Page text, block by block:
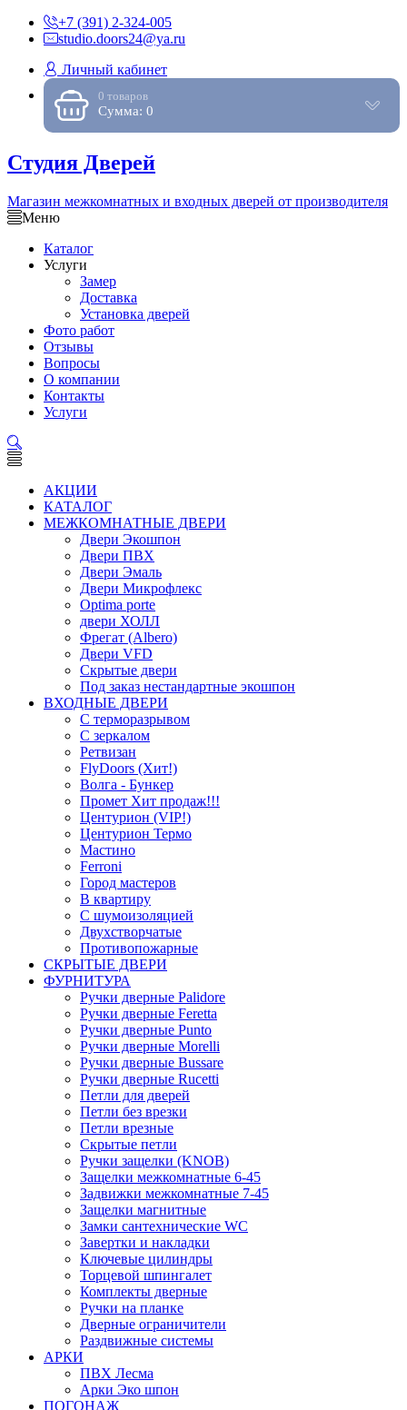
+7 (391) 2-324-005
studio.doors24@ya.ru
Личный кабинет
0 товаров
Сумма: 0
Студия Дверей
Магазин межкомнатных и входных дверей от производителя
Меню
Каталог
Услуги
Замер
Доставка
Установка дверей
Фото работ
Отзывы
Вопросы
О компании
Контакты
Услуги
АКЦИИ
КАТАЛОГ
МЕЖКОМНАТНЫЕ ДВЕРИ
Двери Экошпон
Двери ПВХ
Двери Эмаль
Двери Микрофлекс
Optima porte
двери ХОЛЛ
Фрегат (Albero)
Двери VFD
Скрытые двери
Под заказ нестандартные экошпон
ВХОДНЫЕ ДВЕРИ
С терморазрывом
С зеркалом
Ретвизан
FlyDoors (Хит!)
Волга - Бункер
Промет Хит продаж!!!
Центурион (VIP!)
Центурион Термо
Мастино
Ferroni
Город мастеров
В квартиру
С шумоизоляцией
Двухстворчатые
Противопожарные
СКРЫТЫЕ ДВЕРИ
ФУРНИТУРА
Ручки дверные Palidore
Ручки дверные Feretta
Ручки дверные Punto
Ручки дверные Morelli
Ручки дверные Bussare
Ручки дверные Rucetti
Петли для дверей
Петли без врезки
Петли врезные
Скрытые петли
Ручки защелки (KNOB)
Защелки межкомнатные 6-45
Задвижки межкомнатные 7-45
Защелки магнитные
Замки сантехнические WC
Завертки и накладки
Ключевые цилиндры
Торцевой шпингалет
Комплекты дверные
Ручки на планке
Дверные ограничители
Раздвижные системы
АРКИ
ПВХ Лесма
Арки Эко шпон
ПОГОНАЖ